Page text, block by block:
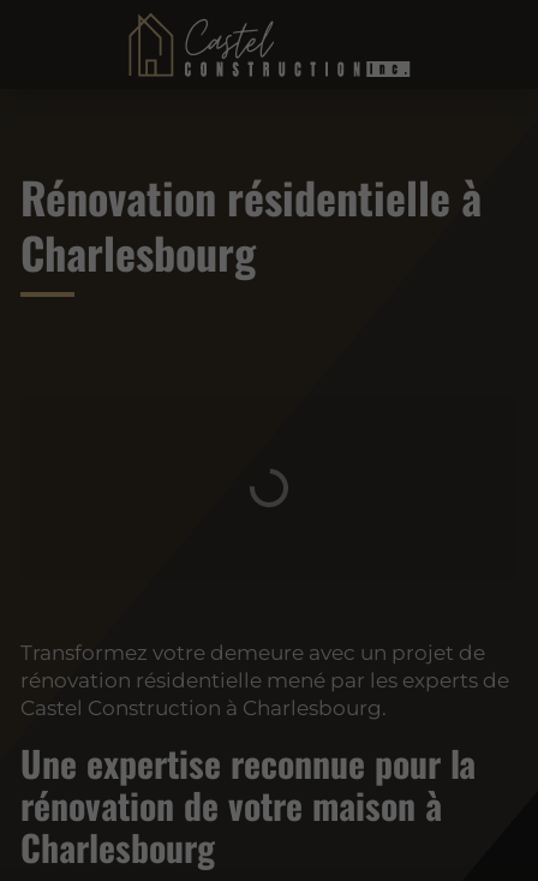
Rénovation résidentielle à
Charlesbourg
Transformez votre demeure avec un projet de
rénovation résidentielle mené par les experts de
Castel Construction à Charlesbourg.
Une expertise reconnue pour la
rénovation de votre maison à
Charlesbourg